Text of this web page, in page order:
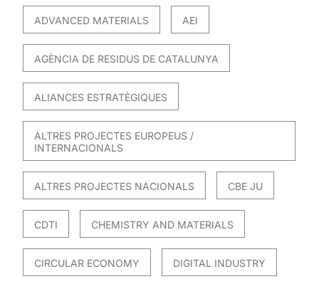
ADVANCED MATERIALS AEI
AGÈNCIA DE RESIDUS DE CATALUNYA
ALIANCES ESTRATÈGIQUES
ALTRES PROJECTES EUROPEUS /
INTERNACIONALS
ALTRES PROJECTES NACIONALS CBE JU
CDTI CHEMISTRY AND MATERIALS
CIRCULAR ECONOMY DIGITAL INDUSTRY